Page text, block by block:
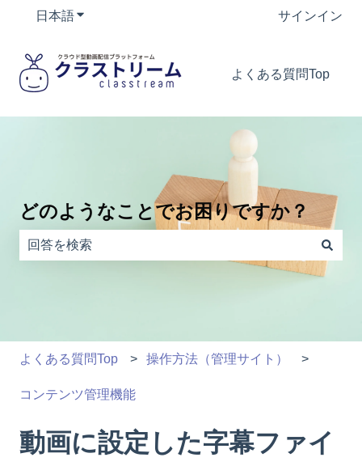
日本語翻訳のサブメニューを表示 サインイン
よくある質問Top
どのようなことでお困りですか？
検索フィールドが空なので、候補はありません。
よくある質問Top 操作方法（管理サイト）
コンテンツ管理機能
動画に設定した字幕ファイ